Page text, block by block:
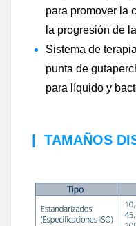
para promover la
la progresión de
Sistema de
punta de
para líquido y
TAMAÑOS